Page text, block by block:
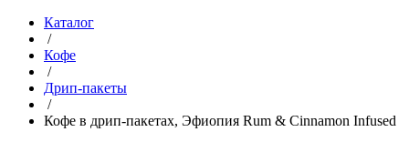
Каталог
/
Кофе
/
Дрип-пакеты
/
Кофе в дрип-пакетах, Эфиопия Rum & Cinnamon Infused